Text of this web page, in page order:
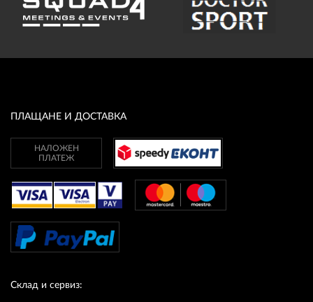
ПЛАЩАНЕ И ДОСТАВКА
НАЛОЖЕН
ПЛАТЕЖ
Склад и сервиз: